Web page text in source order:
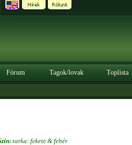
Fórum Tagok/lovak Toplista
tarka: fekete & fehér